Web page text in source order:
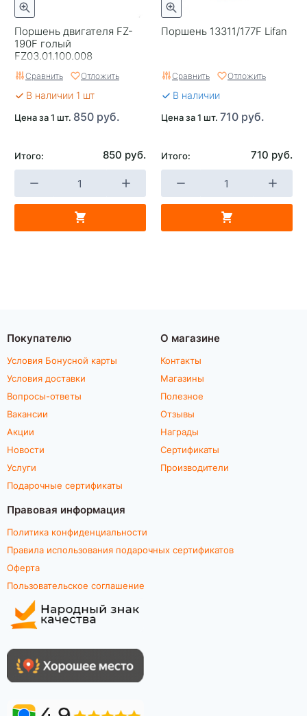
Поршень двигателя FZ-
190F голый
FZ03.01.100.008
Сравнить Отложить
В наличии 1 шт
Цена за 1 шт. 850 руб.
Итого: 850 руб.
Поршень 13311/177F Lifan
Сравнить Отложить
В наличии
Цена за 1 шт. 710 руб.
Итого: 710 руб.
Покупателю
Условия Бонусной карты
Условия доставки
Вопросы-ответы
Вакансии
Акции
Новости
Услуги
Подарочные сертификаты
О магазине
Контакты
Магазины
Полезное
Отзывы
Награды
Сертификаты
Производители
Правовая информация
Политика конфиденциальности
Правила использования подарочных сертификатов
Оферта
Пользовательское соглашение